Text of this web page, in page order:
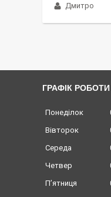
Дмитро
ГРАФІК РОБОТИ
Понеділок
Вівторок
Середа
Четвер
Пʼятниця